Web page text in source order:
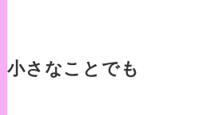
小さなことでも